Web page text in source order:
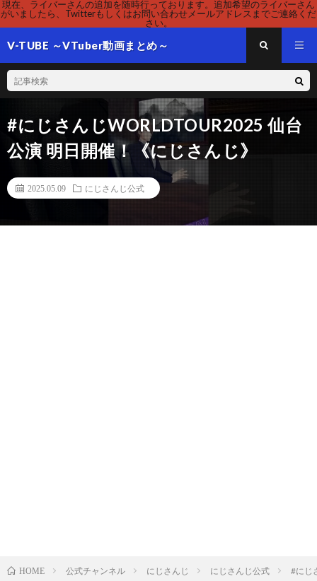
現在、ライバーさんの追加を随時行っております。追加希望のライバーさん
がいましたら、Twitterもしくはお問い合わせメールアドレスまでご連絡くだ
さい。
V-TUBE ～VTuber動画まとめ～
#にじさんじWORLDTOUR2025 仙台
公演 明日開催！《にじさんじ》
2025.05.09 にじさんじ公式
HOME 公式チャンネル にじさんじ にじさんじ公式 #にじ